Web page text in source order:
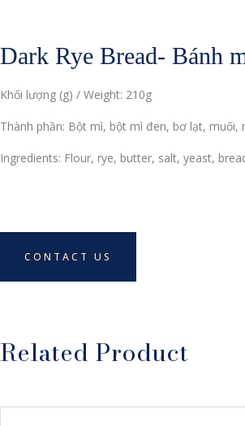
Dark Rye Bread- Bánh
Khối lượng (g) / Weight: 210g
Thành phần: Bột mì, bột mì đen, bơ lạt, muối,
Ingredients: Flour, rye, butter, salt, yeast,
CONTACT US
Related Product